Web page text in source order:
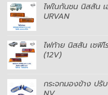
ไฟในกันชน นิสสัน
URVAN
ไฟท้าย นิสสัน เซฟิโ
(12V)
กระจกมองข้าง ปรั